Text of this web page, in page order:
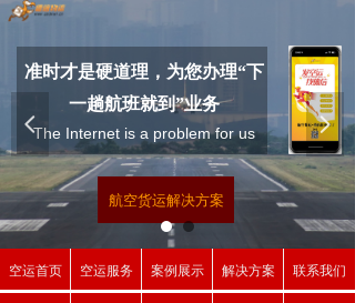
空运首页 空运服务 案例展示 解决方案 联系我们
准时才是硬道理，为您办理“下
一趟航班就到”业务
The Internet is a problem for us
航空货运解决方案
넳 넲